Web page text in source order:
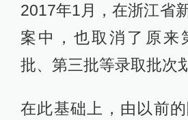
2017年1月，在浙江省
案中，也取消了原来
批、第三批等录取批次
在此基础上，由以前